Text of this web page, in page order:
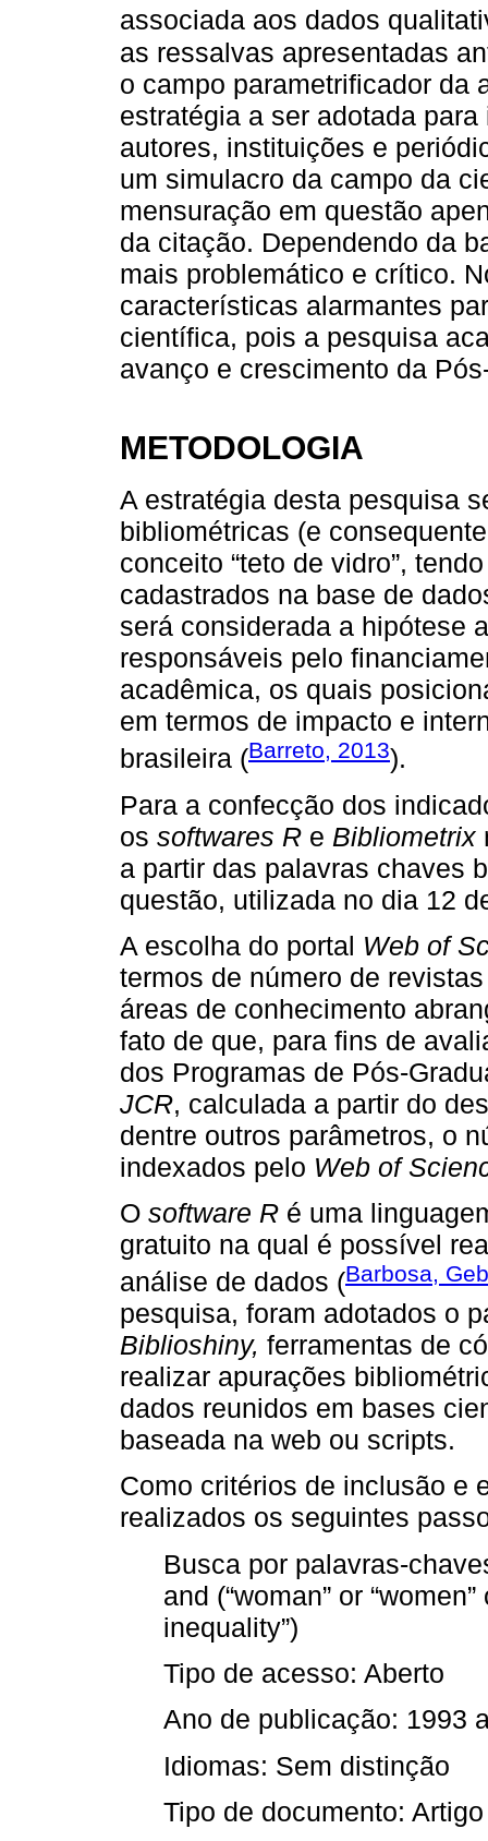
associada aos dados
as ressalvas apresentadas
o campo parametrificador da
estratégia a ser adotada
autores, instituições e
um simulacro da campo da
mensuração em questão
da citação. Dependendo da
mais problemático e crítico.
características alarmantes
científica, pois a pesquisa
avanço e crescimento da
METODOLOGIA
A estratégia desta pesquisa
bibliométricas (e
conceito “teto de vidro”,
cadastrados na base de
será considerada a hipótese
responsáveis pelo
acadêmica, os quais
em termos de impacto e
brasileira (Barreto, 2013).
Para a confecção dos
os softwares R e Bibliometrix
a partir das palavras chaves
questão, utilizada no dia 12
A escolha do portal Web of
termos de número de
áreas de conhecimento
fato de que, para fins de
dos Programas de Pós-
JCR, calculada a partir do
dentre outros parâmetros, o
indexados pelo Web of
O software R é uma
gratuito na qual é possível
análise de dados (Barbosa,
pesquisa, foram adotados o
Biblioshiny, ferramentas de
realizar apurações
dados reunidos em bases
baseada na web ou scripts.
Como critérios de inclusão e
realizados os seguintes
Busca por palavras-
and (“woman” or
inequality”)
Tipo de acesso: Aberto
Ano de publicação: 1993
Idiomas: Sem distinção
Tipo de documento: